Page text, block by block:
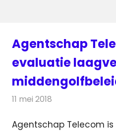
Agentschap
evaluatie
11 mei 2018
Agentschap Telecom